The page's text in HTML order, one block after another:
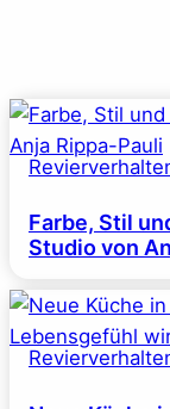
Farbe, Stil
Studio von